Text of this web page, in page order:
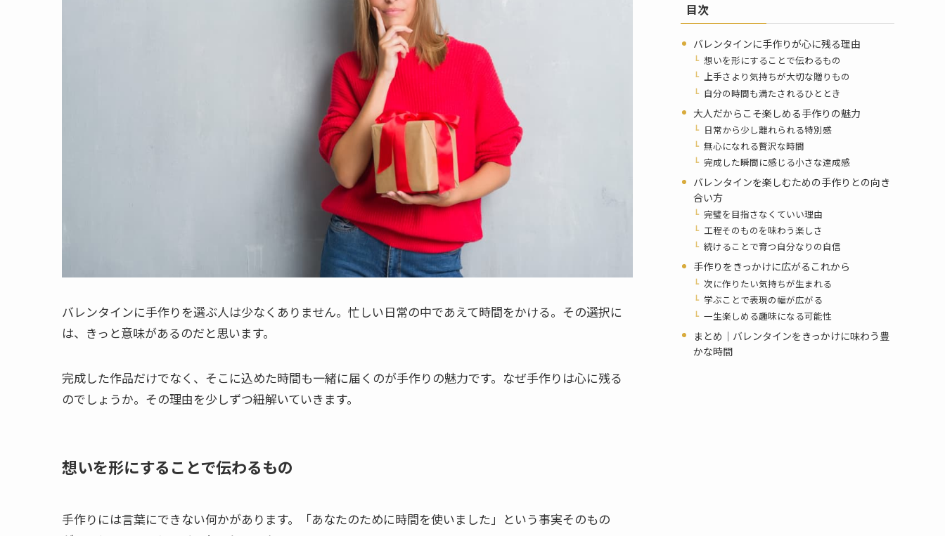
バレンタインに手作りを選ぶ人は少なくありません。忙しい日常の中であえて時間をかける。その選択に
は、きっと意味があるのだと思います。
完成した作品だけでなく、そこに込めた時間も一緒に届くのが手作りの魅力です。なぜ手作りは心に残る
のでしょうか。その理由を少しずつ紐解いていきます。
想いを形にすることで伝わるもの
手作りには言葉にできない何かがあります。「あなたのために時間を使いました」という事実そのもの
目次
バレンタインに手作りが心に残る理由
想いを形にすることで伝わるもの
上手さより気持ちが大切な贈りもの
自分の時間も満たされるひととき
大人だからこそ楽しめる手作りの魅力
日常から少し離れられる特別感
無心になれる贅沢な時間
完成した瞬間に感じる小さな達成感
バレンタインを楽しむための手作りとの向き
合い方
完璧を目指さなくていい理由
工程そのものを味わう楽しさ
続けることで育つ自分なりの自信
手作りをきっかけに広がるこれから
次に作りたい気持ちが生まれる
学ぶことで表現の幅が広がる
一生楽しめる趣味になる可能性
まとめ｜バレンタインをきっかけに味わう豊
かな時間